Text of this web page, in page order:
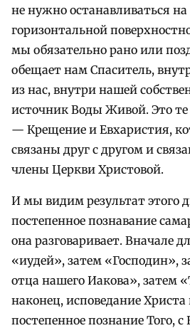
не нужно останавливаться на
горизонтальной
мы обязательно рано или
обещает нам Спаситель,
из нас, внутри нашей
источник Воды Живой. Это те
— Крещение и Евхаристия,
связаны друг с другом и
члены Церкви Христовой.
И мы видим результат этого
постепенное познавание
она разговаривает. Вначале
«иудей», затем «Господин»,
отца нашего Иакова», затем
наконец, исповедание
постепенное познание Того,